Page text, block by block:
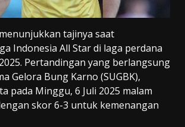
tajinya saat
Indonesia All Star di laga perdana
Pertandingan yang berlangsung
Gelora Bung Karno (SUGBK),
pada Minggu, 6 Juli 2025 malam
skor 6-3 untuk kemenangan